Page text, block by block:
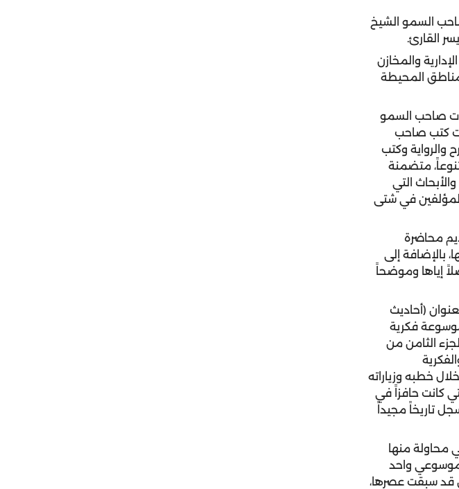
السمو الشيخ
القارئ.
والمخازن
المحيطة
وتوزيع مؤلفات صاحب السمو
كتب صاحب
والرواية وكتب
متضمنة
التي
في شتى
محاضرة
بالإضافة إلى
إياها وموضحاً
(أحاديث
2018م") ويعد أحدث موسوعة فكرية
الثامن من
خطبه وزياراته
كانت حافزاً في
العام 1972م وحتى الآن، لتسجل تاريخاً مجيداً
محاولة منها
موسوعي واحد
قد سبقت عصرها،